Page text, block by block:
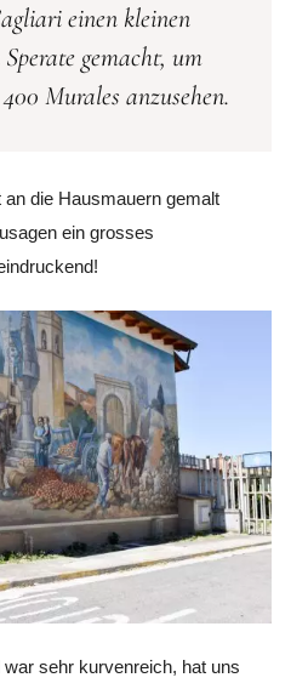
einen kleinen
gemacht, um
Murales anzusehen.
die Hausmauern gemalt
ein grosses
sehr kurvenreich, hat uns